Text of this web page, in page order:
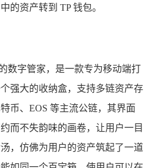
的资产转到 TP 钱包。
数字管家，是一款专为移动端打
强大的收纳盒，支持多链资产存
币、EOS 等主流公链，其界面
而不失韵味的画卷，让用户一目
，仿佛为用户的资产筑起了一道